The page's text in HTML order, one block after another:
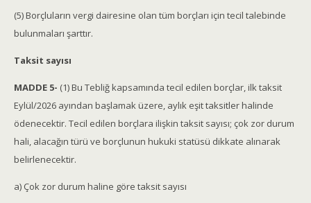
(5) Borçluların vergi dairesine olan tüm borçları için tecil talebinde
bulunmaları şarttır.
Taksit sayısı
MADDE 5- (1) Bu Tebliğ kapsamında tecil edilen borçlar, ilk taksit
Eylül/2026 ayından başlamak üzere, aylık eşit taksitler halinde
ödenecektir. Tecil edilen borçlara ilişkin taksit sayısı; çok zor durum
hali, alacağın türü ve borçlunun hukuki statüsü dikkate alınarak
belirlenecektir.
a) Çok zor durum haline göre taksit sayısı